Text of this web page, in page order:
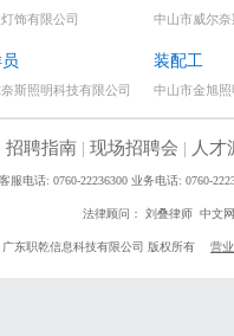
饰有限公司 中山市威尔
斯照明科技有限公司
装配工
中山市金旭
招聘指南| 现场招聘会 | 人才
客服电话: 0760-22236300 业务电话: 0760-
法律顾问： 刘叠律师 中文
广东职乾信息科技有限公司 版权所有 营